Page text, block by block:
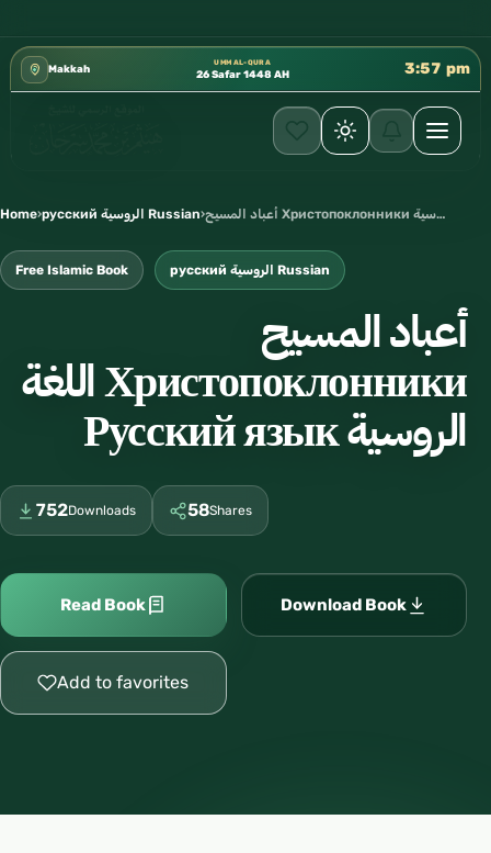
Makkah
UMM AL-QURA
26 Safar 1448 AH 3:57 pm
Home› русский الروسية Russian› أعباد المسيح Христопоклонники اللغة الروسية Русский язык
Free Islamic Book русский الروسية Russian
أعباد المسيح
Христопоклонники اللغة
الروسية Русский язык
752Downloads 58Shares
Read Book Download Book
Add to favorites